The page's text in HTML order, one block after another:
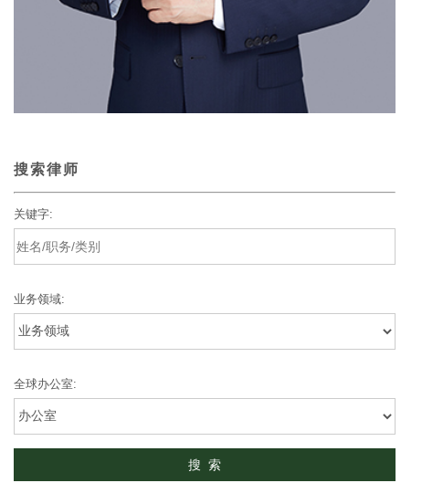
搜索律师
关键字:
业务领域:
全球办公室: